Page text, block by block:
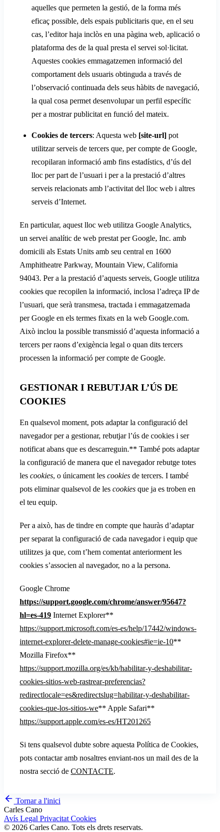
aquelles que permeten la gestió, de la forma més
eficaç possible, dels espais publicitaris que, en el seu
cas, l’editor haja inclòs en una pàgina web, aplicació o
plataforma des de la qual presta el servei sol·licitat.
Aquestes cookies emmagatzemen informació del
comportament dels usuaris obtinguda a través de
l’observació continuada dels seus hàbits de navegació,
la qual cosa permet desenvolupar un perfil específic
per a mostrar publicitat en funció del mateix.
Cookies de tercers: Aquesta web [site-url] pot
utilitzar serveis de tercers que, per compte de Google,
recopilaran informació amb fins estadístics, d’ús del
lloc per part de l’usuari i per a la prestació d’altres
serveis relacionats amb l’activitat del lloc web i altres
serveis d’Internet.
En particular, aquest lloc web utilitza Google Analytics,
un servei analític de web prestat per Google, Inc. amb
domicili als Estats Units amb seu central en 1600
Amphitheatre Parkway, Mountain View, California
94043. Per a la prestació d’aquests serveis, Google utilitza
cookies que recopilen la informació, inclosa l’adreça IP de
l’usuari, que serà transmesa, tractada i emmagatzemada
per Google en els termes fixats en la web Google.com.
Això inclou la possible transmissió d’aquesta informació a
tercers per raons d’exigència legal o quan dits tercers
processen la informació per compte de Google.
GESTIONAR I REBUTJAR L’ÚS DE
COOKIES
En qualsevol moment, pots adaptar la configuració del
navegador per a gestionar, rebutjar l’ús de cookies i ser
notificat abans que es descarreguin.** També pots adaptar
la configuració de manera que el navegador rebutge totes
les cookies, o únicament les cookies de tercers. I també
pots eliminar qualsevol de les cookies que ja es troben en
el teu equip.
Per a això, has de tindre en compte que hauràs d’adaptar
per separat la configuració de cada navegador i equip que
utilitzes ja que, com t’hem comentat anteriorment les
cookies s’associen al navegador, no a la persona.
Google Chrome
https://support.google.com/chrome/answer/95647?
hl=es-419 Internet Explorer**
https://support.microsoft.com/es-es/help/17442/windows-
internet-explorer-delete-manage-cookies#ie=ie-10**
Mozilla Firefox**
https://support.mozilla.org/es/kb/habilitar-y-deshabilitar-
cookies-sitios-web-rastrear-preferencias?
redirectlocale=es&redirectslug=habilitar-y-deshabilitar-
cookies-que-los-sitios-we** Apple Safari**
https://support.apple.com/es-es/HT201265
Si tens qualsevol dubte sobre aquesta Política de Cookies,
pots contactar amb nosaltres enviant-nos un mail des de la
nostra secció de CONTACTE.
Tornar a l'inici
Carles Cano
Avís Legal Privacitat Cookies
© 2026 Carles Cano. Tots els drets reservats.